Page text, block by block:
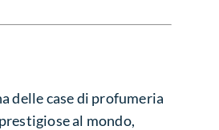
delle case di profumeria
al mondo,